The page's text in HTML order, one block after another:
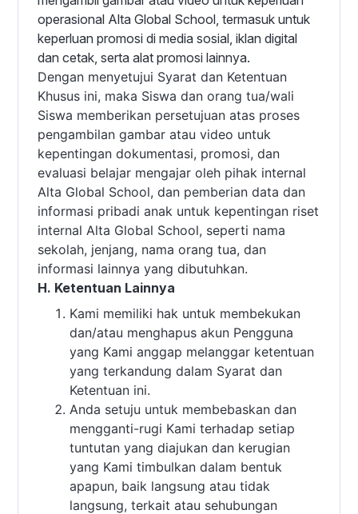
operasional Alta Global School, termasuk untuk
keperluan promosi di media sosial, iklan digital
dan cetak, serta alat promosi lainnya.
Dengan menyetujui Syarat dan Ketentuan
Khusus ini, maka Siswa dan orang tua/wali
Siswa memberikan persetujuan atas proses
pengambilan gambar atau video untuk
kepentingan dokumentasi, promosi, dan
evaluasi belajar mengajar oleh pihak internal
Alta Global School, dan pemberian data dan
informasi pribadi anak untuk kepentingan riset
internal Alta Global School, seperti nama
sekolah, jenjang, nama orang tua, dan
informasi lainnya yang dibutuhkan.
H. Ketentuan Lainnya
Kami memiliki hak untuk membekukan
dan/atau menghapus akun Pengguna
yang Kami anggap melanggar ketentuan
yang terkandung dalam Syarat dan
Ketentuan ini.
Anda setuju untuk membebaskan dan
mengganti-rugi Kami terhadap setiap
tuntutan yang diajukan dan kerugian
yang Kami timbulkan dalam bentuk
apapun, baik langsung atau tidak
langsung, terkait atau sehubungan